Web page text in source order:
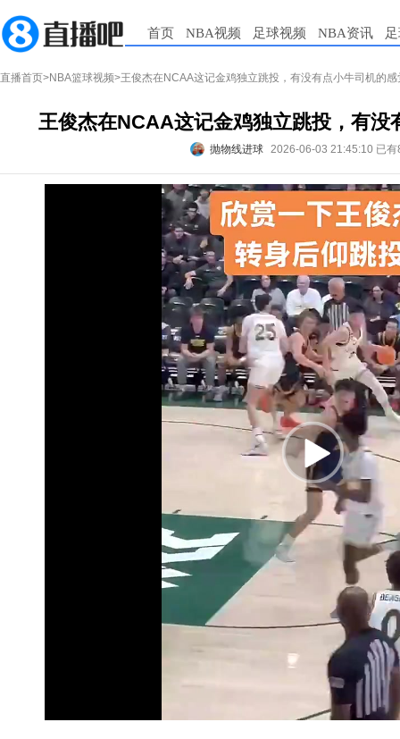
首页 NBA视频 足球视频 NBA资讯
直播首页>NBA篮球视频>王俊杰在NCAA这记金鸡独立跳投，有没有点小牛司机的感
王俊杰在NCAA这记金鸡独立跳投，有没
抛物线进球 2026-06-03 21:45:10 已有